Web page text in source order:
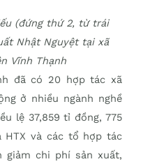
(đứng thứ 2, từ trái
Nhật Nguyệt tại xã
Vĩnh Thạnh
đã có 20 hợp tác xã
ở nhiều ngành nghề
lệ 37,859 tỉ đồng, 775
HTX và các tổ hợp tác
giảm chi phí sản xuất,